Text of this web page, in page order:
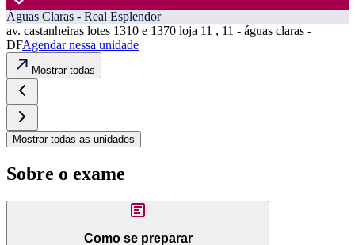
Águas Claras - Real Esplendor
av. castanheiras lotes 1310 e 1370 loja 11 , 11 - águas claras -
DFAgendar nessa unidade
Mostrar todas
Mostrar todas as unidades
Sobre o exame
Como se preparar